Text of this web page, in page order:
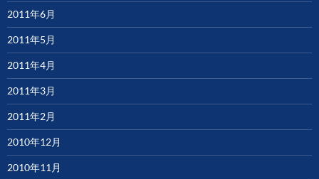
2011年6月
2011年5月
2011年4月
2011年3月
2011年2月
2010年12月
2010年11月